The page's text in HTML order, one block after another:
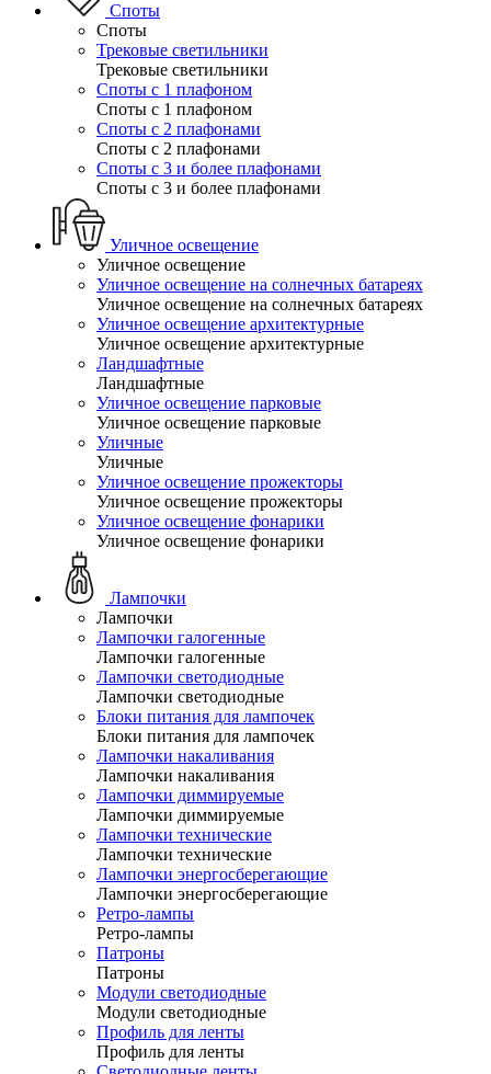
Споты
Споты
Трековые светильники
Трековые светильники
Споты с 1 плафоном
Споты с 1 плафоном
Споты с 2 плафонами
Споты с 2 плафонами
Споты с 3 и более плафонами
Споты с 3 и более плафонами
Уличное освещение
Уличное освещение
Уличное освещение на солнечных батареях
Уличное освещение на солнечных батареях
Уличное освещение архитектурные
Уличное освещение архитектурные
Ландшафтные
Ландшафтные
Уличное освещение парковые
Уличное освещение парковые
Уличные
Уличные
Уличное освещение прожекторы
Уличное освещение прожекторы
Уличное освещение фонарики
Уличное освещение фонарики
Лампочки
Лампочки
Лампочки галогенные
Лампочки галогенные
Лампочки светодиодные
Лампочки светодиодные
Блоки питания для лампочек
Блоки питания для лампочек
Лампочки накаливания
Лампочки накаливания
Лампочки диммируемые
Лампочки диммируемые
Лампочки технические
Лампочки технические
Лампочки энергосберегающие
Лампочки энергосберегающие
Ретро-лампы
Ретро-лампы
Патроны
Патроны
Модули светодиодные
Модули светодиодные
Профиль для ленты
Профиль для ленты